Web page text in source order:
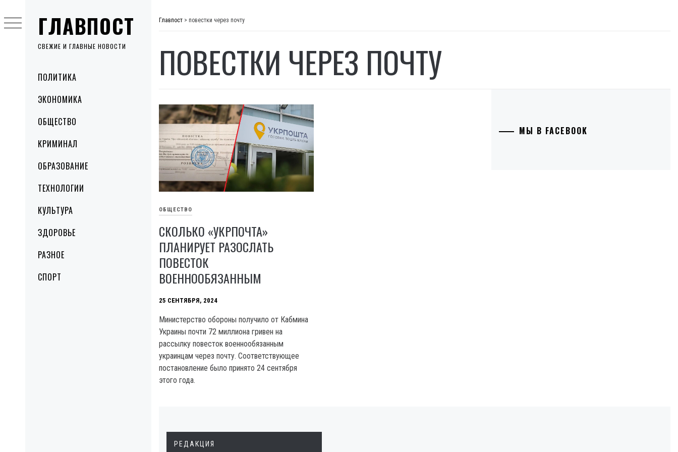
ГЛАВПОСТ
СВЕЖИЕ И ГЛАВНЫЕ НОВОСТИ
MenuПОЛИТИКА
ЭКОНОМИКА
ОБЩЕСТВО
КРИМИНАЛ
ОБРАЗОВАНИЕ
ТЕХНОЛОГИИ
КУЛЬТУРА
ЗДОРОВЬЕ
РАЗНОЕ
СПОРТ
to
content
Главпост > повестки через почту
ПОВЕСТКИ ЧЕРЕЗ ПОЧТУ
ОБЩЕСТВО
СКОЛЬКО «УКРПОЧТА»
ПЛАНИРУЕТ РАЗОСЛАТЬ
ПОВЕСТОК
ВОЕННООБЯЗАННЫМ
25 СЕНТЯБРЯ, 2024
Министерство обороны получило от Кабмина
Украины почти 72 миллиона гривен на
рассылку повесток военнообязанным
украинцам через почту. Соответствующее
постановление было принято 24 сентября
этого года.
МЫ В FACEBOOK
РЕДАКЦИЯ